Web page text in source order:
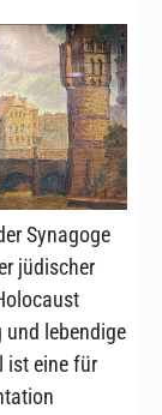
Synagoge
jüdischer
und lebendige
ist eine für